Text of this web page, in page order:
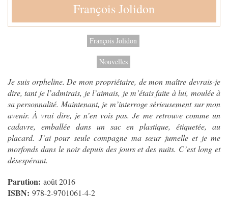
François Jolidon
François Jolidon
Nouvelles
Je suis orpheline. De mon propriétaire, de mon maître devrais-je
dire, tant je l’admirais, je l’aimais, je m’étais faite à lui, moulée à
sa personnalité. Maintenant, je m’interroge sérieusement sur mon
avenir. À vrai dire, je n’en vois pas. Je me retrouve comme un
cadavre, emballée dans un sac en plastique, étiquetée, au
placard. J’ai pour seule compagne ma sœur jumelle et je me
morfonds dans le noir depuis des jours et des nuits. C’est long et
désespérant.
Parution: août 2016
ISBN: 978-2-9701061-4-2